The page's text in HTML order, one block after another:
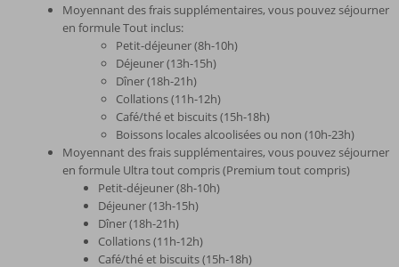
Moyennant des frais supplémentaires, vous pouvez séjourner
en formule Tout inclus:
Petit-déjeuner (8h-10h)
Déjeuner (13h-15h)
Dîner (18h-21h)
Collations (11h-12h)
Café/thé et biscuits (15h-18h)
Boissons locales alcoolisées ou non (10h-23h)
Moyennant des frais supplémentaires, vous pouvez séjourner
en formule Ultra tout compris (Premium tout compris)
Petit-déjeuner (8h-10h)
Déjeuner (13h-15h)
Dîner (18h-21h)
Collations (11h-12h)
Café/thé et biscuits (15h-18h)